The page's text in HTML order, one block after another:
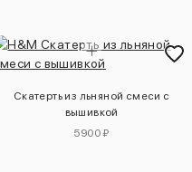
Скатерть из льняной смеси с
вышивкой
5900 ₽